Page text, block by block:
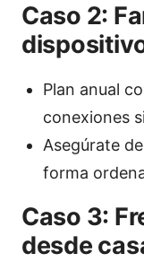
Caso 2:
Plan anual
conexiones
Asegúrate
forma
Caso 3:
desde